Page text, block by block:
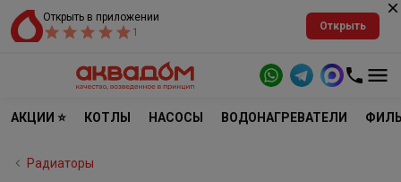
Открыть в приложении
1
Открыть
АКЦИИ ⭐ КОТЛЫ НАСОСЫ ВОДОНАГРЕВАТЕЛИ
Радиаторы